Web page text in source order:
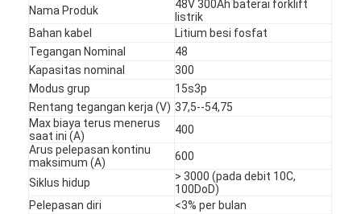
Nama Produk
48V 300Ah baterai forklift
listrik
Bahan kabel
Litium besi fosfat
Tegangan Nominal
48
Kapasitas nominal
300
Modus grup
15s3p
Rentang tegangan kerja (V) 37,5--54,75
Max biaya terus menerus
saat ini (A)
400
Arus pelepasan kontinu
maksimum (A)
600
Siklus hidup
> 3000 (pada debit 10C,
100DoD)
Pelepasan diri
<3% per bulan